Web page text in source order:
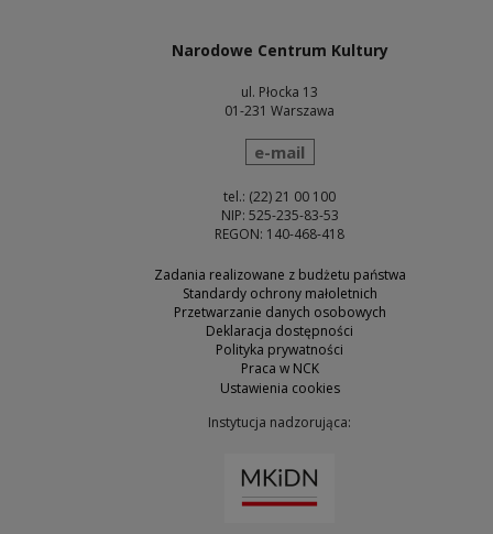
Narodowe Centrum Kultury
ul. Płocka 13
01-231 Warszawa
wyślij wiadomość
e-mail
tel.: (22) 21 00 100
NIP: 525-235-83-53
REGON: 140-468-418
Zadania realizowane z budżetu państwa
Standardy ochrony małoletnich
Przetwarzanie danych osobowych
Deklaracja dostępności
Polityka prywatności
Praca w NCK
Ustawienia cookies
Instytucja nadzorująca: